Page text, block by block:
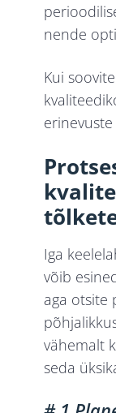
nende
Kui
Iga
võib
aga otsite
vähemalt
seda